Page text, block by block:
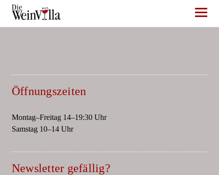
Die WeinVilla Duisburg
Öffnungszeiten
Montag–Freitag 14–19:30 Uhr
Samstag 10–14 Uhr
Newsletter gefällig?